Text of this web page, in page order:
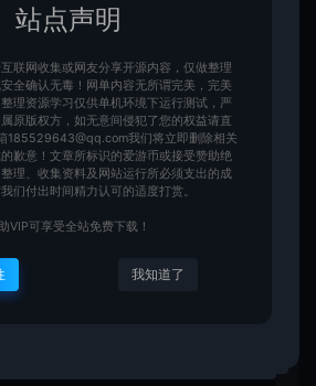
站点声明
联网收集或网友分享开源内容，仅做整理
全确认无毒！网单内容无所谓完美，完美
理资源学习仅供单机环境下运行测试，严
原版权方，如无意间侵犯了您的权益请直
185529643@qq.com我们将立即删除相关
歉意！文章所标识的爱游币或接受赞助绝
理、收集资料及网站运行所必须支出的成
们付出时间精力认可的适度打赏。
VIP可享受全站免费下载！
我知道了